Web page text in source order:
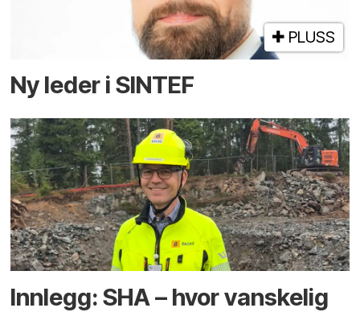
PLUSS
Ny leder i SINTEF
Innlegg: SHA – hvor vanskelig